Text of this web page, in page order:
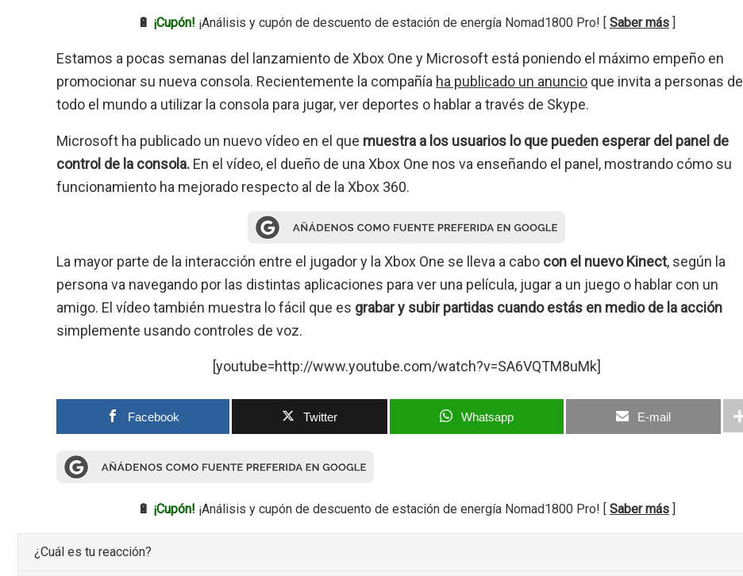
🔋 ¡Cupón! ¡Análisis y cupón de descuento de estación de energía Nomad1800 Pro! [ Saber más ]
Estamos a pocas semanas del lanzamiento de Xbox One y Microsoft está poniendo el máximo empeño en
promocionar su nueva consola. Recientemente la compañía ha publicado un anuncio que invita a personas de
todo el mundo a utilizar la consola para jugar, ver deportes o hablar a través de Skype.
Microsoft ha publicado un nuevo vídeo en el que muestra a los usuarios lo que pueden esperar del panel de
control de la consola. En el vídeo, el dueño de una Xbox One nos va enseñando el panel, mostrando cómo su
funcionamiento ha mejorado respecto al de la Xbox 360.
La mayor parte de la interacción entre el jugador y la Xbox One se lleva a cabo con el nuevo Kinect, según la
persona va navegando por las distintas aplicaciones para ver una película, jugar a un juego o hablar con un
amigo. El vídeo también muestra lo fácil que es grabar y subir partidas cuando estás en medio de la acción
simplemente usando controles de voz.
[youtube=http://www.youtube.com/watch?v=SA6VQTM8uMk]
Facebook Twitter Whatsapp E-mail
🔋 ¡Cupón! ¡Análisis y cupón de descuento de estación de energía Nomad1800 Pro! [ Saber más ]
¿Cuál es tu reacción?